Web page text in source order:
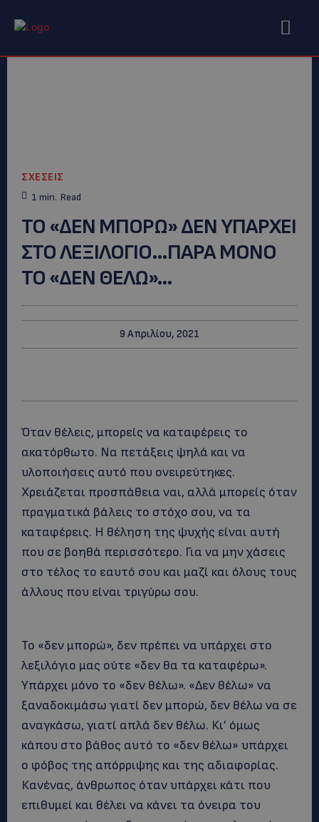
ΣΧΕΣΕΙΣ
1 min. Read
ΤΟ «ΔΕΝ ΜΠΟΡΩ» ΔΕΝ ΥΠΑΡΧΕΙ
ΣΤΟ ΛΕΞΙΛΟΓΙΟ…ΠΑΡΑ ΜΟΝΟ
ΤΟ «ΔΕΝ ΘΕΛΩ»…
9 Απριλίου, 2021
Όταν θέλεις, μπορείς να καταφέρεις το
ακατόρθωτο. Να πετάξεις ψηλά και να
υλοποιήσεις αυτό που ονειρεύτηκες.
Χρειάζεται προσπάθεια ναι, αλλά μπορείς όταν
πραγματικά βάλεις το στόχο σου, να τα
καταφέρεις. Η θέληση της ψυχής είναι αυτή
που σε βοηθά περισσότερο. Για να μην χάσεις
στο τέλος το εαυτό σου και μαζί και όλους τους
άλλους που είναι τριγύρω σου.
Το «δεν μπορώ», δεν πρέπει να υπάρχει στο
λεξιλόγιο μας ούτε «δεν θα τα καταφέρω».
Υπάρχει μόνο το «δεν θέλω». «Δεν θέλω» να
ξαναδοκιμάσω γιατί δεν μπορώ, δεν θέλω να σε
αναγκάσω, γιατί απλά δεν θέλω. Κι’ όμως
κάπου στο βάθος αυτό το «δεν θέλω» υπάρχει
ο φόβος της απόρριψης και της αδιαφορίας.
Κανένας, άνθρωπος όταν υπάρχει κάτι που
επιθυμεί και θέλει να κάνει τα όνειρα του